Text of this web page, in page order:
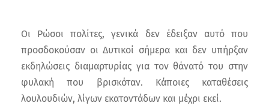
Οι Ρώσοι πολίτες, γενικά δεν έδειξαν αυτό που
προσδοκούσαν οι Δυτικοί σήμερα και δεν υπήρξαν
εκδηλώσεις διαμαρτυρίας για τον θάνατό του στην
φυλακή που βρισκόταν. Κάποιες καταθέσεις
λουλουδιών, λίγων εκατοντάδων και μέχρι εκεί.